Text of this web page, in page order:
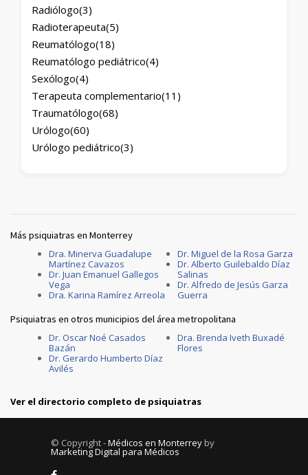
Radiólogo(3)
Radioterapeuta(5)
Reumatólogo(18)
Reumatólogo pediátrico(4)
Sexólogo(4)
Terapeuta complementario(11)
Traumatólogo(68)
Urólogo(60)
Urólogo pediátrico(3)
Más psiquiatras en Monterrey
Dra. Minerva Guadalupe
Martínez Cavazos
Dr. Juan Emanuel Gallegos
Vega
Dra. Karina Ramírez Arreola
Dr. Miguel de la Rosa Garza
Dr. Alberto Guilebaldo Díaz
Salinas
Dr. Alfredo de Jesús Garza
Guerra
Psiquiatras en otros municipios del área metropolitana
Dr. Oscar Noé Casados
Bazán
Dr. Gerardo Humberto Díaz
Avilés
Dra. Brenda Iveth Buxadé
Flores
Ver el directorio completo de psiquiatras
© Copyright -Médicos en Monterreyby
Marketing Digital para Médicos